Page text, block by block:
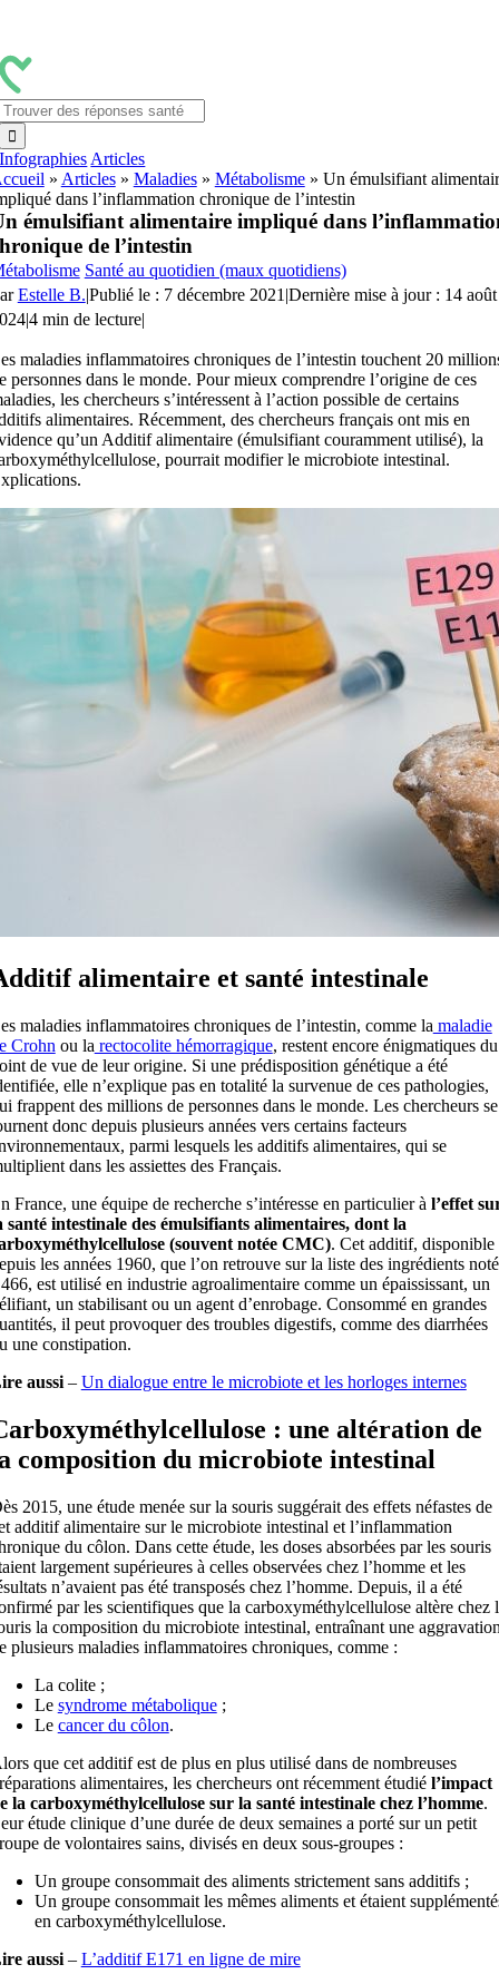
contenu
Infographies Articles
» Articles» Maladies» Métabolisme» Un émulsifiant
dans l’inflammation chronique de l’intestin
émulsifiant alimentaire impliqué dans
de l’intestin
Santé au quotidien (maux quotidiens)
Estelle B.|Publié le : 7 décembre 2021 |Dernière mise à jour : 14 août
|4 min de lecture|
maladies inflammatoires chroniques de l’intestin touchent 20
personnes dans le monde. Pour mieux comprendre l’origine de ces
les chercheurs s’intéressent à l’action possible de certains
alimentaires. Récemment, des chercheurs français ont mis en
qu’un Additif alimentaire (émulsifiant couramment utilisé), la
pourrait modifier le microbiote intestinal.
alimentaire et santé intestinale
maladies inflammatoires chroniques de l’intestin, comme la maladie
Crohn ou la rectocolite hémorragique, restent encore énigmatiques du
de vue de leur origine. Si une prédisposition génétique a été
elle n’explique pas en totalité la survenue de ces pathologies,
frappent des millions de personnes dans le monde. Les chercheurs se
donc depuis plusieurs années vers certains facteurs
parmi lesquels les additifs alimentaires, qui se
dans les assiettes des Français.
France, une équipe de recherche s’intéresse en particulier à l’effet
santé intestinale des émulsifiants alimentaires, dont la
(souvent notée CMC). Cet additif, disponible
les années 1960, que l’on retrouve sur la liste des ingrédients noté
est utilisé en industrie agroalimentaire comme un épaississant, un
un stabilisant ou un agent d’enrobage. Consommé en grandes
il peut provoquer des troubles digestifs, comme des diarrhées
une constipation.
aussi– Un dialogue entre le microbiote et les horloges internes
: une altération de
composition du microbiote intestinal
2015, une étude menée sur la souris suggérait des effets néfastes de
additif alimentaire sur le microbiote intestinal et l’inflammation
du côlon. Dans cette étude, les doses absorbées par les souris
largement supérieures à celles observées chez l’homme et les
n’avaient pas été transposés chez l’homme. Depuis, il a été
par les scientifiques que la carboxyméthylcellulose altère chez
la composition du microbiote intestinal, entraînant une
plusieurs maladies inflammatoires chroniques, comme :
La colite ;
Le syndrome métabolique;
Le cancer du côlon.
que cet additif est de plus en plus utilisé dans de nombreuses
alimentaires, les chercheurs ont récemment étudié l’impact
la carboxyméthylcellulose sur la santé intestinale chez l’homme.
étude clinique d’une durée de deux semaines a porté sur un petit
de volontaires sains, divisés en deux sous-groupes :
Un groupe consommait des aliments strictement sans additifs ;
Un groupe consommait les mêmes aliments et étaient
en carboxyméthylcellulose.
aussi– L’additif E171 en ligne de mire